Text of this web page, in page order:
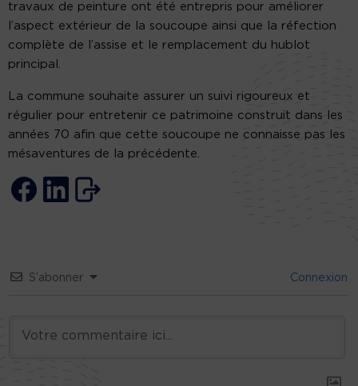
travaux de peinture ont été entrepris pour améliorer
l’aspect extérieur de la soucoupe ainsi que la réfection
complète de l’assise et le remplacement du hublot
principal.
La commune souhaite assurer un suivi rigoureux et
régulier pour entretenir ce patrimoine construit dans les
années 70 afin que cette soucoupe ne connaisse pas les
mésaventures de la précédente.
S’abonner Connexion